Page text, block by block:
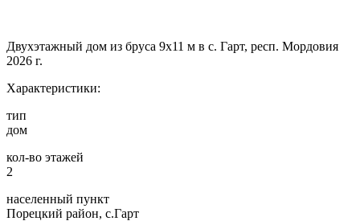
Двухэтажный дом из бруса 9х11 м в с. Гарт, респ. Мордовия
2026 г.
Характеристики:
тип
дом
кол-во этажей
2
населенный пункт
Порецкий район, с.Гарт